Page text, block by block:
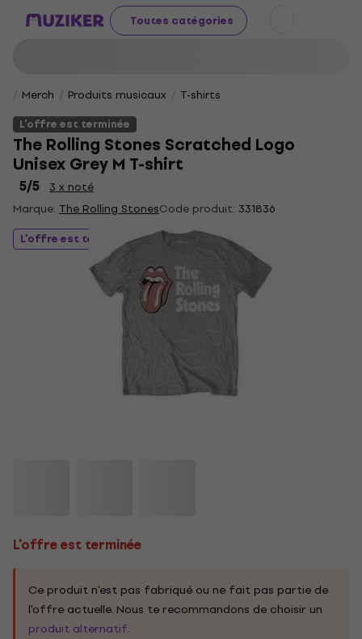
Toutes catégories
Merch Produits musicaux
T-shirts
L'offre est terminée
The Rolling Stones Scratched Logo
Unisex Grey M T-shirt
5/5
3 x noté
Marque: The Rolling StonesCode produit: 331836
L'offre est terminée
L'offre est terminée
Ce produit n'est pas fabriqué ou ne fait pas partie de
l'offre actuelle. Nous te recommandons de choisir un
produit alternatif.